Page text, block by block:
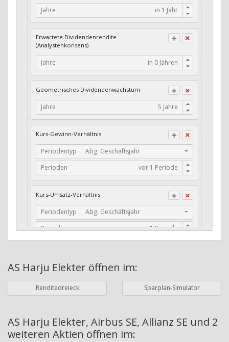
Buffett's Alpha: Wachstum Residual Gross
Profits / Assets
Income / Assets
Buffett's Alpha: Wachstum Residual Net
Income / Book Value
Cash-Quote
CFO / Interest Expense
Current Ratio
Long-Term Debt to Working Capital
Dividenden-Check
Stabiles Dividenden-Wachstum
Stabiles Dividenden-Wachstum (TTM)
Stabiles Absolutes Dividenden-Wachstum
Dividendenrendite (angekündigt)
Adj. Dividendenrendite (Market Cap)
Jahre
Erwartete Dividendenrendite
(Analystenkonsens)
Jahre
Geometrisches Dividendenwachstum
Jahre
Kurs-Gewinn-Verhältnis
Periodentyp
Abg. Geschäftsjahr
Perioden
Kurs-Umsatz-Verhältnis
Periodentyp
Abg. Geschäftsjahr
Perioden
Währung Bilanzierungswährung
Periodentyp
Jahre
Perioden
AS Harju Elekter öffnen im:
Renditedreieck Sparplan-Simulator
AS Harju Elekter, Airbus SE, Allianz SE und 2
weiteren Aktien öffnen im: